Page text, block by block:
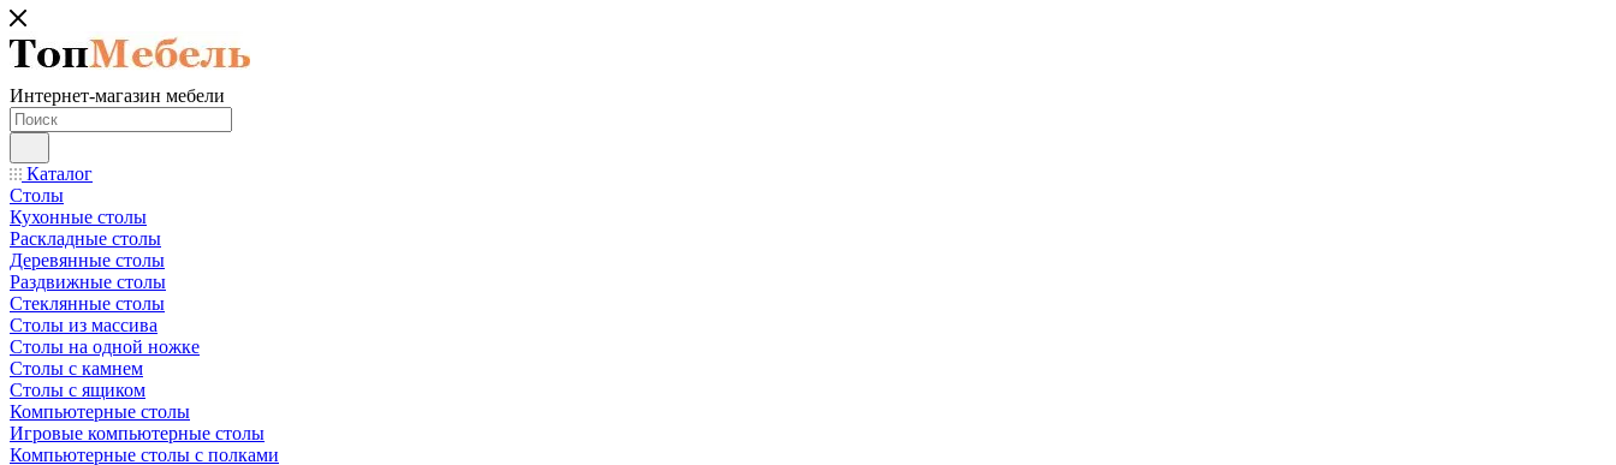
Интернет-магазин мебели
Каталог
Столы
Кухонные столы
Раскладные столы
Деревянные столы
Раздвижные столы
Стеклянные столы
Столы из массива
Столы на одной ножке
Столы с камнем
Столы с ящиком
Компьютерные столы
Игровые компьютерные столы
Компьютерные столы с полками